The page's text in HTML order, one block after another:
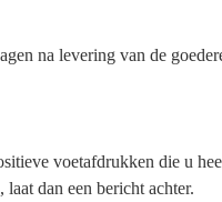
na levering van de
voetafdrukken die u
dan een bericht achter.